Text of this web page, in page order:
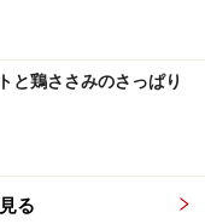
と鶏ささみのさっぱり
る